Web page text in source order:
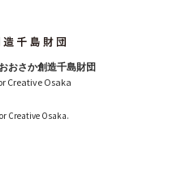
おさか創造千島財団
Creative Osaka
Creative Osaka.